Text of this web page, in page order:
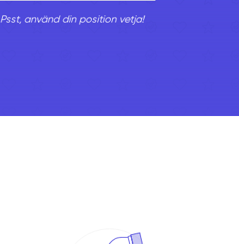
Psst, använd din position vetja!